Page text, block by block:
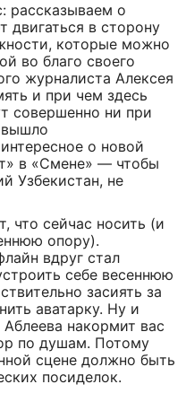
рассказываем о
двигаться в сторону
которые можно
во благо своего
журналиста Алексея
и при чем здесь
совершенно ни при
вышло
о новой
в «Смене» — чтобы
Узбекистан, не
что сейчас носить (и
опору).
вдруг стал
себе весеннюю
засиять за
аватарку. Ну и
накормит вас
по душам. Потому
сцене должно быть
посиделок.